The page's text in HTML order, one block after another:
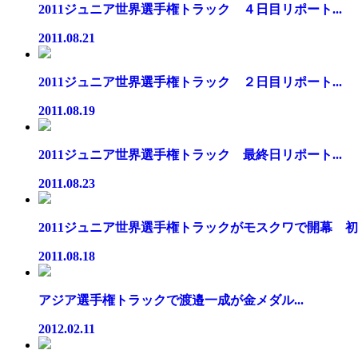
2011ジュニア世界選手権トラック ４日目リポート...
2011.08.21
2011ジュニア世界選手権トラック ２日目リポート...
2011.08.19
2011ジュニア世界選手権トラック 最終日リポート...
2011.08.23
2011ジュニア世界選手権トラックがモスクワで開幕
2011.08.18
アジア選手権トラックで渡邉一成が金メダル...
2012.02.11